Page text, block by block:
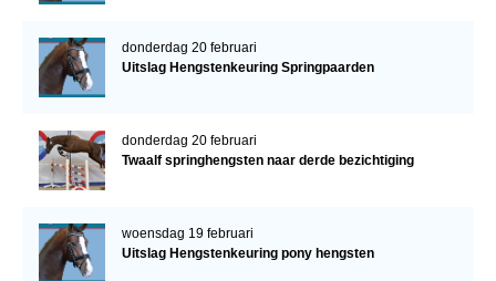
donderdag 20 februari
Uitslag Hengstenkeuring Springpaarden
donderdag 20 februari
Twaalf springhengsten naar derde bezichtiging
woensdag 19 februari
Uitslag Hengstenkeuring pony hengsten